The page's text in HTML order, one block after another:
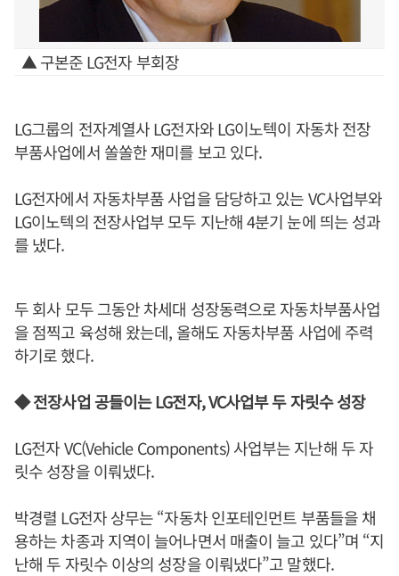
▲ 구본준 LG전자 부회장
LG그룹의 전자계열사 LG전자와 LG이노텍이 자동차 전장
부품사업에서 쏠쏠한 재미를 보고 있다.
LG전자에서 자동차부품 사업을 담당하고 있는 VC사업부와
LG이노텍의 전장사업부 모두 지난해 4분기 눈에 띄는 성과
를 냈다.
두 회사 모두 그동안 차세대 성장동력으로 자동차부품사업
을 점찍고 육성해 왔는데, 올해도 자동차부품 사업에 주력
하기로 했다.
◆ 전장사업 공들이는 LG전자, VC사업부 두 자릿수 성장
LG전자 VC(Vehicle Components) 사업부는 지난해 두 자
릿수 성장을 이뤄냈다.
박경렬 LG전자 상무는 “자동차 인포테인먼트 부품들을 채
용하는 차종과 지역이 늘어나면서 매출이 늘고 있다”며 “지
난해 두 자릿수 이상의 성장을 이뤄냈다”고 말했다.